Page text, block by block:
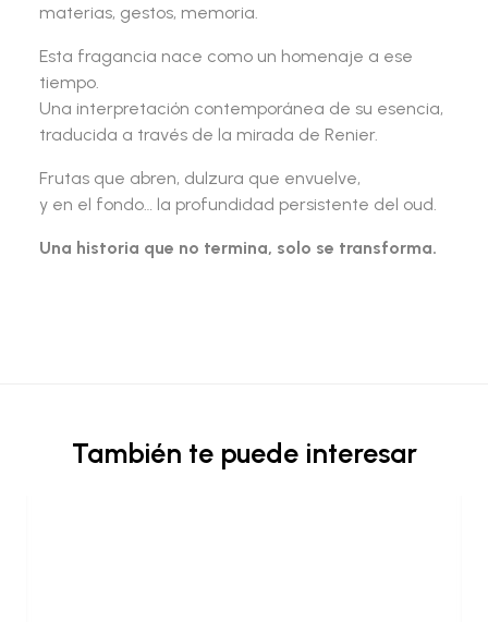
materias, gestos, memoria.
Esta fragancia nace como un homenaje a ese
tiempo.
Una interpretación contemporánea de su esencia,
traducida a través de la mirada de Renier.
Frutas que abren, dulzura que envuelve,
y en el fondo… la profundidad persistente del oud.
Una historia que no termina, solo se transforma.
También te puede interesar